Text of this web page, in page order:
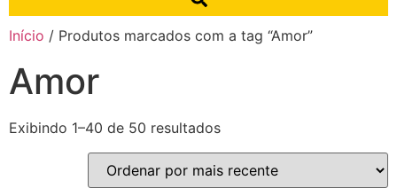
Início / Produtos marcados com a tag “Amor”
Amor
Exibindo 1–40 de 50 resultados